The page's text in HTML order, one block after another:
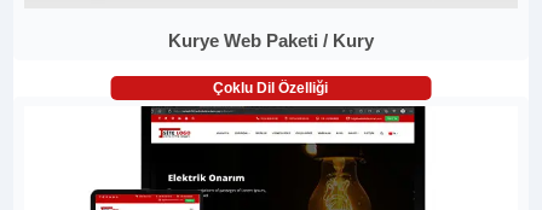
Kurye Web Paketi / Kury
Çoklu Dil Özelliği